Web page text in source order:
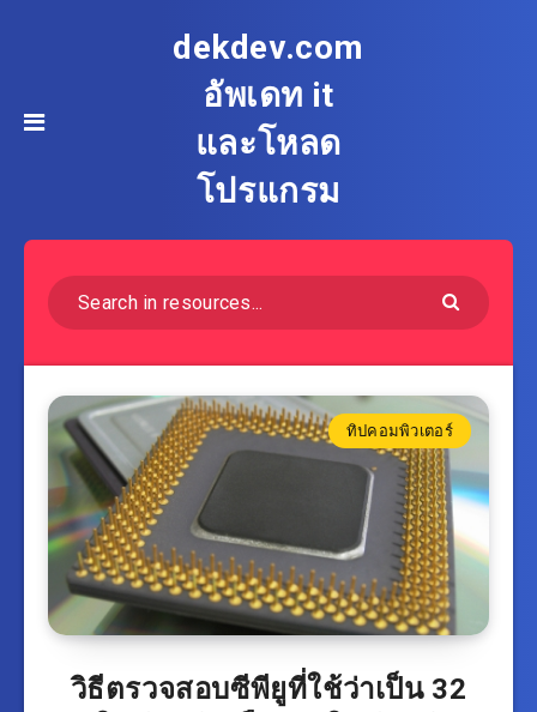
dekdev.com
อัพเดท it
และโหลด
โปรแกรม
ทิปคอมพิวเตอร์
วิธีตรวจสอบซีพียูที่ใช้ว่าเป็น 32